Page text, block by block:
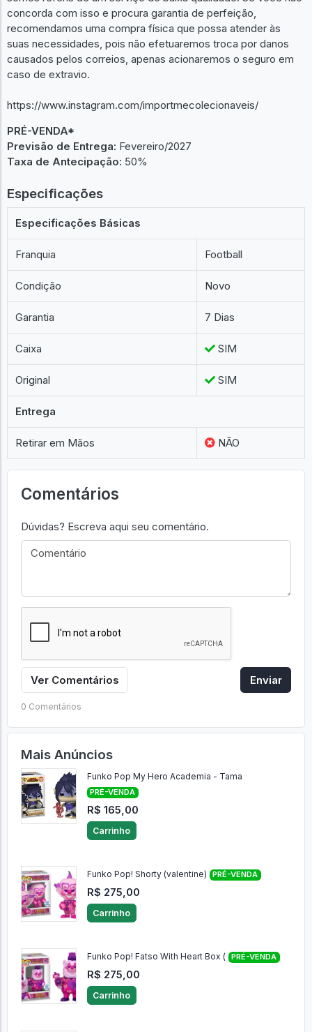
concorda com isso e procura garantia de perfeição,
recomendamos uma compra física que possa atender às
suas necessidades, pois não efetuaremos troca por danos
causados pelos correios, apenas acionaremos o seguro em
caso de extravio.
https://www.instagram.com/importmecolecionaveis/
PRÉ-VENDA*
Previsão de Entrega: Fevereiro/2027
Taxa de Antecipação: 50%
Especificações
Especificações Básicas
Franquia Football
Condição Novo
Garantia 7 Dias
Caixa SIM
Original SIM
Entrega
Retirar em Mãos NÃO
Comentários
Dúvidas? Escreva aqui seu comentário.
Ver Comentários Enviar
0 Comentários
Mais Anúncios
Funko Pop My Hero Academia - Tama
PRÉ-VENDA
R$ 165,00
Carrinho
Funko Pop! Shorty (valentine) PRÉ-VENDA
R$ 275,00
Carrinho
Funko Pop! Fatso With Heart Box ( PRÉ-VENDA
R$ 275,00
Carrinho